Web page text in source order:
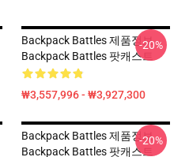
Backpack Battles 제품정보
Backpack Battles 팟캐스트
₩3,557,996 - ₩3,927,300
-20%
Backpack Battles 제품정보
Backpack Battles 팟캐스트
-20%